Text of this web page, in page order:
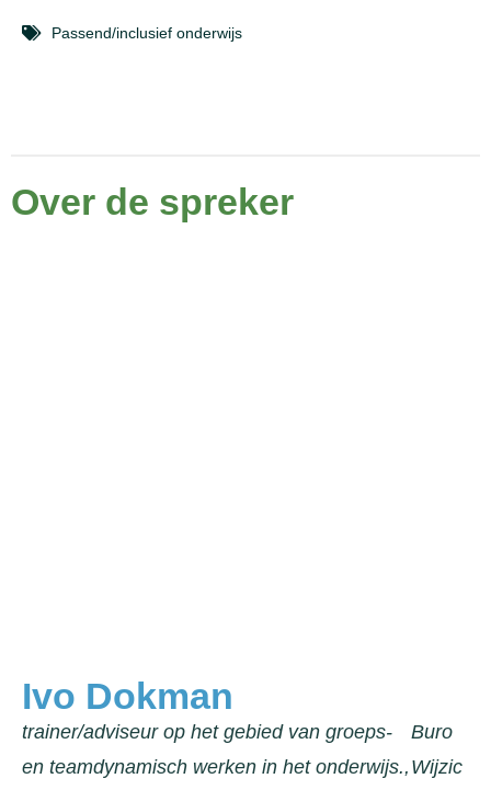
Passend/inclusief onderwijs
Over de spreker
Ivo Dokman
trainer/adviseur op het gebied van groeps-
en teamdynamisch werken in het onderwijs.,
Buro
Wijzic